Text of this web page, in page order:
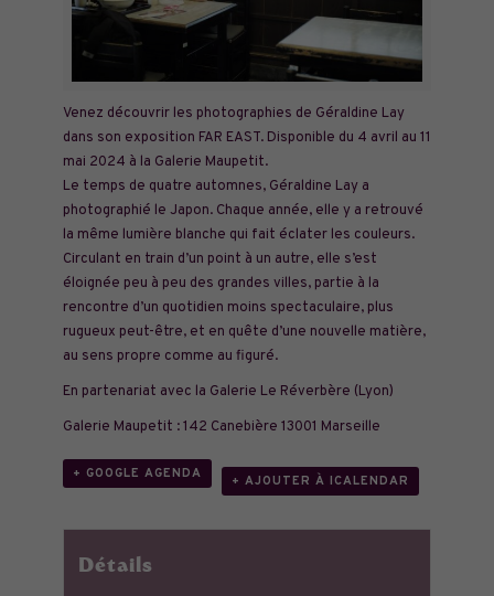
Venez découvrir les photographies de Géraldine Lay
dans son exposition FAR EAST. Disponible du 4 avril au 11
mai 2024 à la Galerie Maupetit.
Le temps de quatre automnes, Géraldine Lay a
photographié le Japon. Chaque année, elle y a retrouvé
la même lumière blanche qui fait éclater les couleurs.
Circulant en train d’un point à un autre, elle s’est
éloignée peu à peu des grandes villes, partie à la
rencontre d’un quotidien moins spectaculaire, plus
rugueux peut-être, et en quête d’une nouvelle matière,
au sens propre comme au figuré.
En partenariat avec la Galerie Le Réverbère (Lyon)
Galerie Maupetit : 142 Canebière 13001 Marseille
+ GOOGLE AGENDA
+ AJOUTER À ICALENDAR
Détails